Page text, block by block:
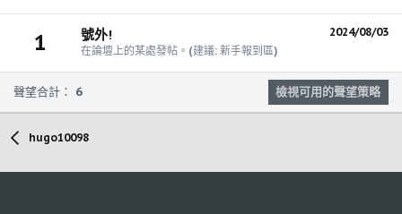
1 2024/08/03
號外!
在論壇上的某處發帖。(建議: 新手報到區)
聲望合計： 6 檢視可用的聲望策略
hugo10098